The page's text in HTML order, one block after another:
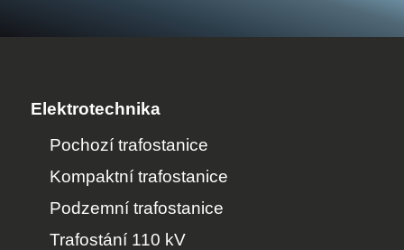
Elektrotechnika
Pochozí trafostanice
Kompaktní trafostanice
Podzemní trafostanice
Trafostání 110 kV